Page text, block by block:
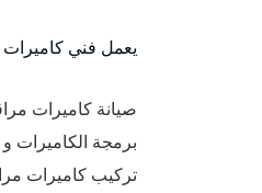
يعمل فني كاميرات
صيانة كاميرات
برمجة الكاميرات و
تركيب كاميرات